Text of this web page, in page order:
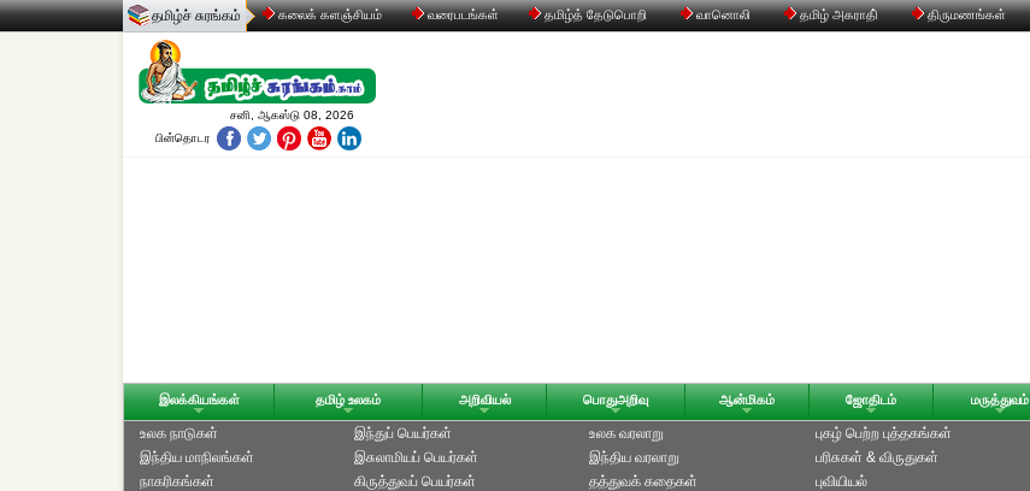
தமிழ்ச் சுரங்கம் கலைக் களஞ்சியம் வரைபடங்கள் தமிழ்த் தேடுபொறி வானொலி தமிழ் அகராதி் திருமணங்கள்
சனி, ஆகஸ்டு 08, 2026
பின்தொடர
இலக்கியங்கள் தமிழ் உலகம் அறிவியல் பொதுஅறிவு ஆன்மிகம் ஜோதிடம் மருத்துவம்
உலக நாடுகள்
இந்திய மாநிலங்கள்
நாகரிகங்கள்
இந்துப் பெயர்கள்
இசுலாமியப் பெயர்கள்
கிருத்துவப் பெயர்கள்
உலக வரலாறு
இந்திய வரலாறு
தத்துவக் கதைகள்
புகழ் பெற்ற புத்தகங்கள்
பரிசுகள் & விருதுகள்
புவியியல்